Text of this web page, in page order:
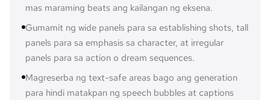
mas maraming beats ang kailangan ng eksena.
Gumamit ng wide panels para sa establishing shots, tall
panels para sa emphasis sa character, at irregular
panels para sa action o dream sequences.
Magreserba ng text-safe areas bago ang generation
para hindi matakpan ng speech bubbles at captions